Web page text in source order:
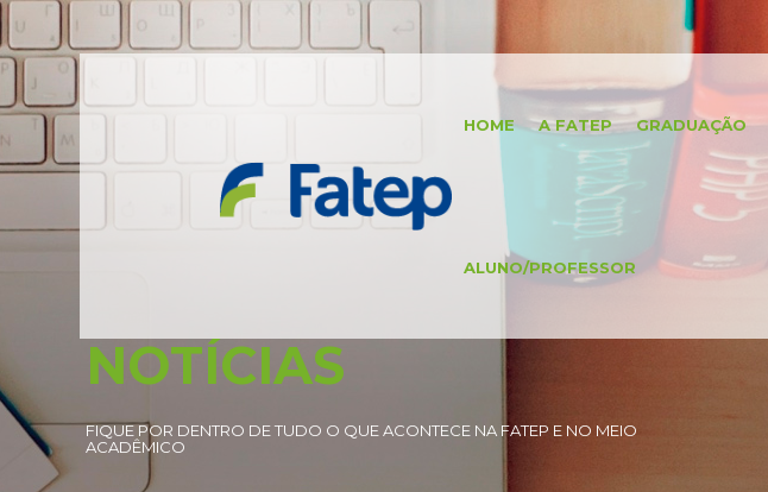
HOME A FATEP GRADUAÇÃO
ALUNO/PROFESSOR
NOTÍCIAS
FIQUE POR DENTRO DE TUDO O QUE ACONTECE NA FATEP E NO MEIO
ACADÊMICO